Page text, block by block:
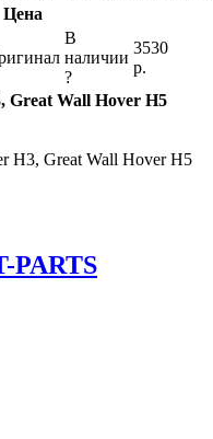
Цена
В
наличии
?
3530
р.
Great Wall Hover H5
H3, Great Wall Hover H5
PARTS